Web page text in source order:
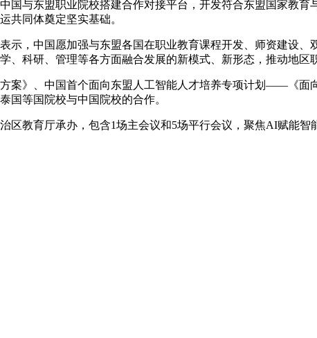
东盟职业院校搭建合作对接平台，开发符合东盟国家教育
共同体奠定坚实基础。
，中国愿加强与东盟各国在职业教育课程开发、师资建设、
科研、管理等各方面融合发展的新模式、新形态，推动地区
》、中国首个面向东盟人工智能人才培养专项计划——《面
国等国院校与中国院校的合作。
教育厅承办，包含1场主会议和5场平行会议，聚焦AI赋能智